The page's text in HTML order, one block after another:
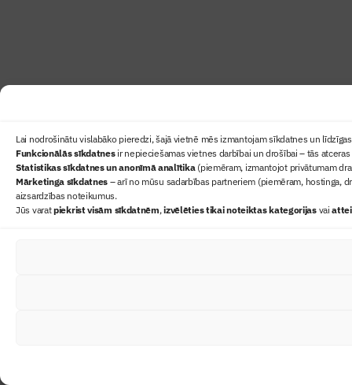
Lai nodrošinātu vislabāko pieredzi, šajā vietnē mēs izmantojam sīkdatnes un
Funkcionālās sīkdatnesir nepieciešamas vietnes darbībai un drošībai – tās
Statistikas sīkdatnes un anonīmā analītika(piemēram, izmantojot privātumam
Mārketinga sīkdatnes – arī no mūsu sadarbības partneriem (piemēram, hostinga,
aizsardzības noteikumus.
Jūs varatpiekrist visām sīkdatnēm,izvēlēties tikai noteiktas kategorijasvai